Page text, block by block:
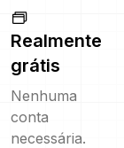
Realmente
grátis
Nenhuma
conta
necessária.